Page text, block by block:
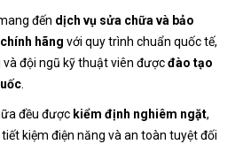
đến dịch vụ sửa chữa và bảo
hãng với quy trình chuẩn quốc tế,
và đội ngũ kỹ thuật viên đượcđào tạo
đều được kiểm định nghiêm ngặt,
kiệm điện năng và an toàn tuyệt đối